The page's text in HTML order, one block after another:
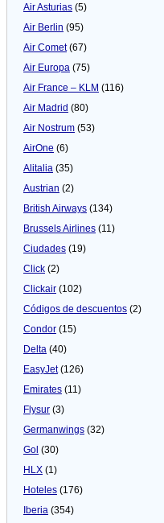
Air Asturias (5)
Air Berlin (95)
Air Comet(67)
Air Europa (75)
Air France – KLM (116)
Air Madrid (80)
Air Nostrum (53)
AirOne (6)
Alitalia (35)
Austrian (2)
British Airways (134)
Brussels Airlines (11)
Ciudades (19)
Click (2)
Clickair (102)
Códigos de descuentos (2)
Condor (15)
Delta (40)
EasyJet(126)
Emirates (11)
Flysur (3)
Germanwings (32)
Gol (30)
HLX (1)
Hoteles (176)
Iberia (354)